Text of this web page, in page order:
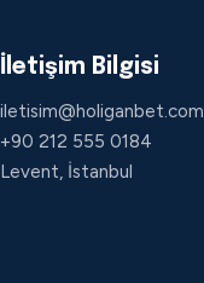
İletişim Bilgisi
iletisim@holiganbet.com
+90 212 555 0184
Levent, İstanbul